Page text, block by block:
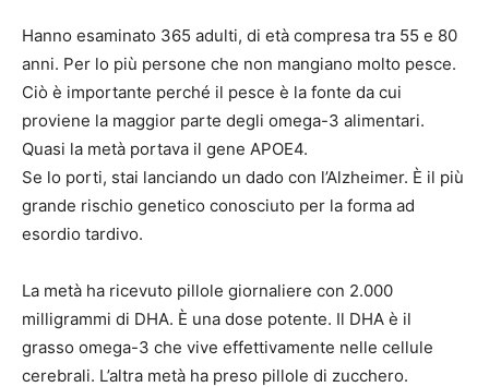
Hanno esaminato 365 adulti, di età compresa tra 55 e 80
anni. Per lo più persone che non mangiano molto pesce.
Ciò è importante perché il pesce è la fonte da cui
proviene la maggior parte degli omega-3 alimentari.
Quasi la metà portava il gene APOE4.
Se lo porti, stai lanciando un dado con l’Alzheimer. È il più
grande rischio genetico conosciuto per la forma ad
esordio tardivo.
La metà ha ricevuto pillole giornaliere con 2.000
milligrammi di DHA. È una dose potente. Il DHA è il
grasso omega-3 che vive effettivamente nelle cellule
cerebrali. L’altra metà ha preso pillole di zucchero.